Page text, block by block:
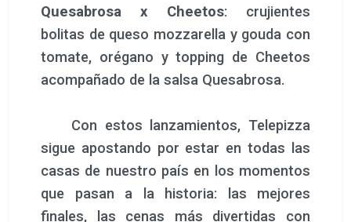
Quesabrosa x Cheetos: crujientes
bolitas de queso mozzarella y gouda con
tomate, orégano y topping de Cheetos
acompañado de la salsa Quesabrosa.
Con estos lanzamientos, Telepizza
sigue apostando por estar en todas las
casas de nuestro país en los momentos
que pasan a la historia: las mejores
finales, las cenas más divertidas con